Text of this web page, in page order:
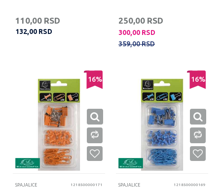
110,00 RSD
132,00 RSD
250,00 RSD
300,00 RSD
359,00RSD
16%
SPAJALICE 1218500000171
16%
SPAJALICE 1218500000169